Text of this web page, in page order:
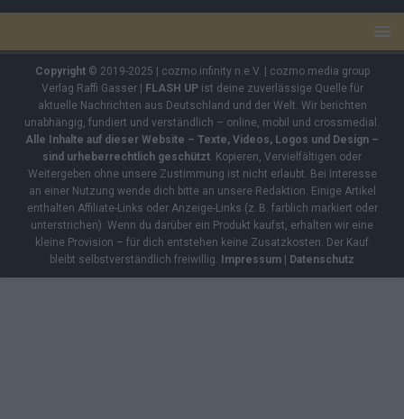
Copyright© 2019-2025 | cozmo infinity n.e.V. | cozmo media group
Verlag Raffi Gasser |
FLASH UPist deine zuverlässige Quelle für
aktuelle Nachrichten aus Deutschland und der Welt. Wir berichten
unabhängig, fundiert und verständlich – online, mobil und crossmedial.
Alle Inhalte auf dieser Website – Texte, Videos, Logos und Design –
sind urheberrechtlich geschützt. Kopieren, Vervielfältigen oder
Weitergeben ohne unsere Zustimmung ist nicht erlaubt. Bei Interesse
an einer Nutzung wende dich bitte an unsere Redaktion. Einige Artikel
enthalten Affiliate-Links oder Anzeige-Links (z. B. farblich markiert oder
unterstrichen). Wenn du darüber ein Produkt kaufst, erhalten wir eine
kleine Provision – für dich entstehen keine Zusatzkosten. Der Kauf
bleibt selbstverständlich freiwillig.
Impressum Datenschutz